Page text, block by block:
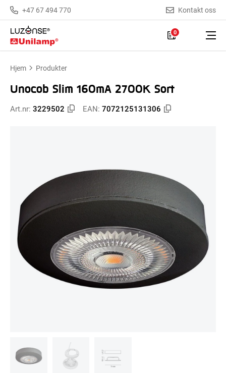
+47 67 494 770 Kontakt oss
0
Hjem Produkter
Unocob Slim 160mA 2700K Sort
Art.nr: 3229502 EAN: 7072125131306